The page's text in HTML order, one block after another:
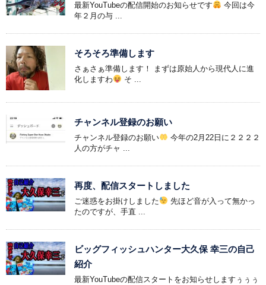
最新YouTubeの配信開始のお知らせです
今回は今
年２月の与 ...
そろそろ準備します
さぁさぁ準備します！ まずは原始人から現代人に進
化しますわ
そ ...
チャンネル登録のお願い
チャンネル登録のお願い
今年の2月22日に２２２２
人の方がチャ ...
再度、配信スタートしました
ご迷惑をお掛けしました
先ほど音が入って無かっ
たのですが、手直 ...
ビッグフィッシュハンター大久保 幸三の自己
紹介
最新YouTubeの配信スタートをお知らせしますぅぅぅ